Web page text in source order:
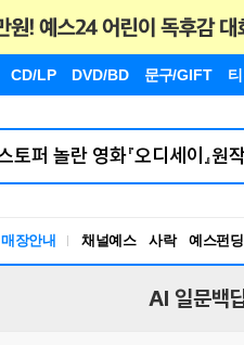
CD/LP DVD/BD 문구/GIFT
매장안내 채널예스 사락 예스펀딩
AI 일문백